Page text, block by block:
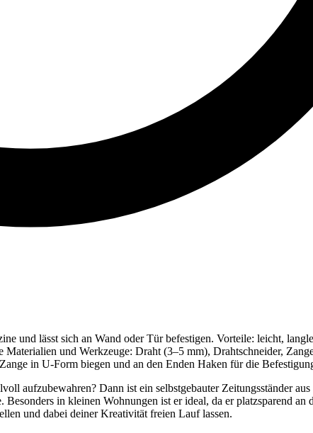
und lässt sich an Wand oder Tür befestigen. Vorteile: leicht,
und Werkzeuge: Draht (3–5 mm), Drahtschneider,
in U-Form biegen und an den Enden Haken für die
aufzubewahren? Dann ist ein selbstgebauter Zeitungsständer
in kleinen Wohnungen ist er ideal, da er platzsparend an
und dabei deiner Kreativität freien Lauf lassen.